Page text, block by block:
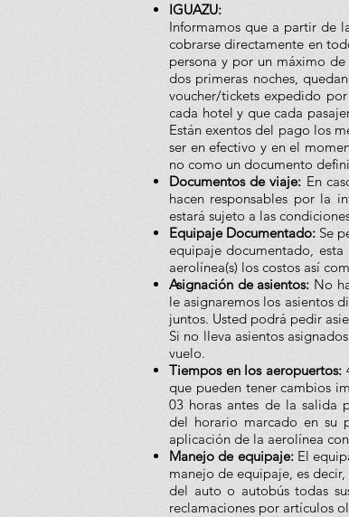
IGUAZU:
Informamos que a partir de
cobrarse directamente en
persona y por un máximo
dos primeras noches,
voucher/tickets expedido
cada hotel y que cada
Están exentos del pago los
ser en efectivo y en el
no como un documento
Documentos de viaje: En
hacen responsables por la
estará sujeto a las
Equipaje Documentado: Se
equipaje documentado, esta
aerolínea(s) los costos así
Asignación de asientos: No
le asignaremos los asientos
juntos. Usted podrá pedir
Si no lleva asientos
vuelo.
Tiempos en los aeropuertos:
que pueden tener cambios
03 horas antes de la salida
del horario marcado en su
aplicación de la aerolínea
Manejo de equipaje: El
manejo de equipaje, es
del auto o autobús todas
reclamaciones por artículos